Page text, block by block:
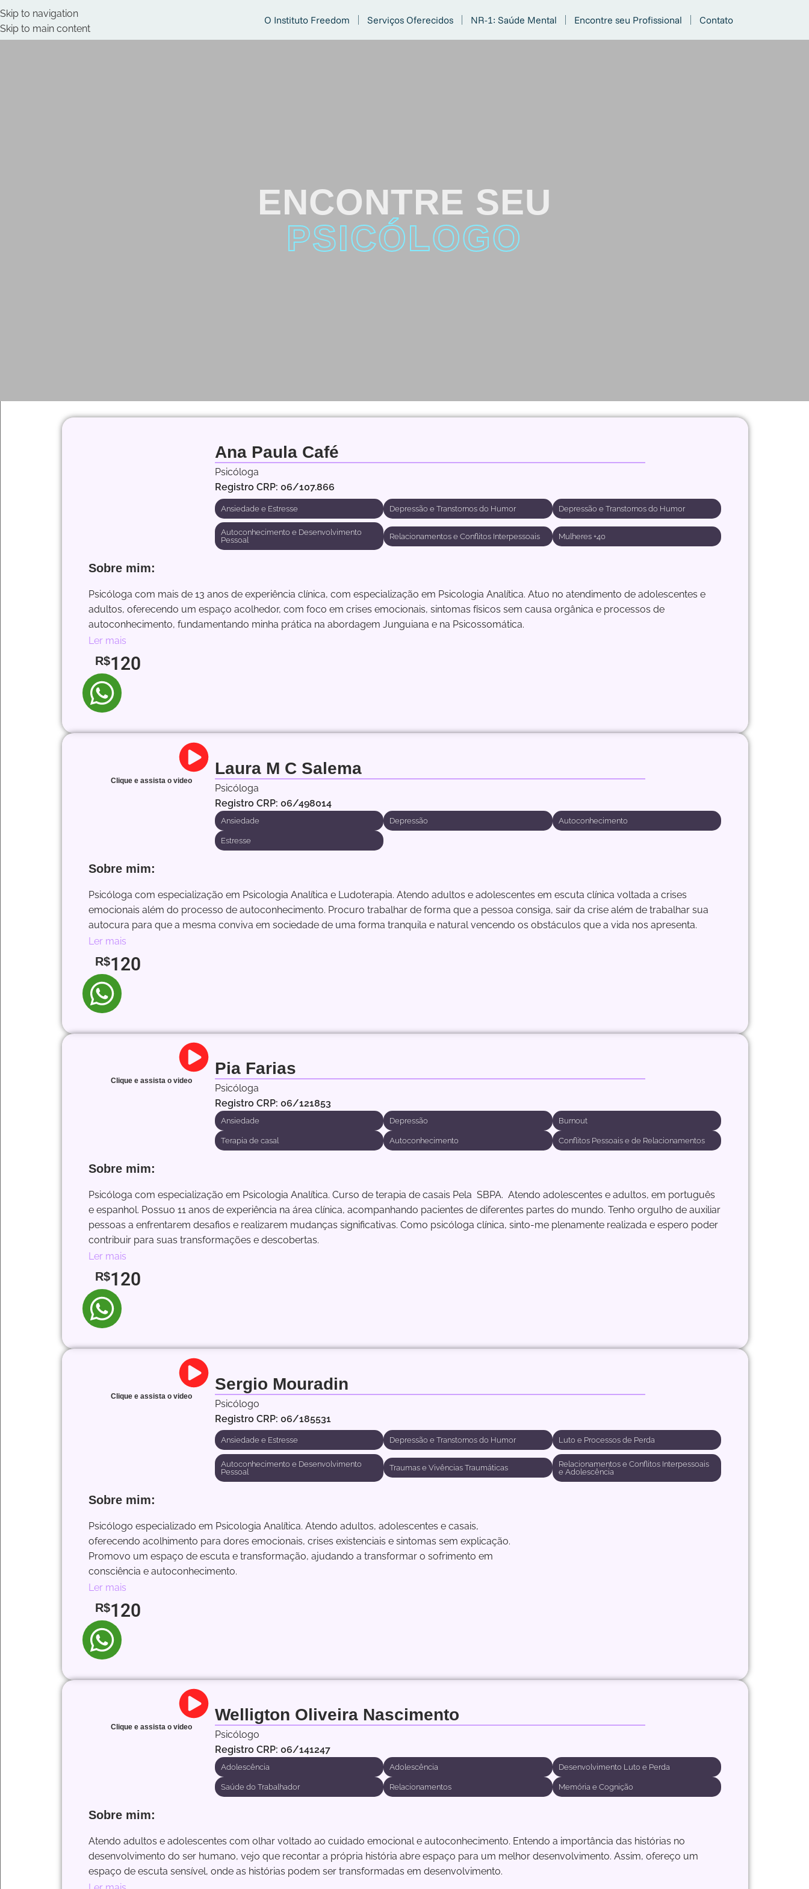
Skip to navigation
Skip to main content
O Instituto Freedom Serviços Oferecidos NR-1: Saúde Mental Encontre seu Profissional Contato
ENCONTRE SEU
PSICÓLOGO
Ana Paula Café
Psicóloga
Registro CRP: 06/107.866
Ansiedade e Estresse Depressão e Transtornos do Humor Depressão e Transtornos do Humor
Autoconhecimento e Desenvolvimento
Pessoal
Relacionamentos e Conflitos Interpessoais Mulheres +40
Sobre mim:
Psicóloga com mais de 13 anos de experiência clínica, com especialização em Psicologia Analítica. Atuo no atendimento de adolescentes e
adultos, oferecendo um espaço acolhedor, com foco em crises emocionais, sintomas físicos sem causa orgânica e processos de
autoconhecimento, fundamentando minha prática na abordagem Junguiana e na Psicossomática.
Ler mais
R$120
Clique e assista o video
Laura M C Salema
Psicóloga
Registro CRP: 06/498014
Ansiedade Depressão Autoconhecimento
Estresse
Sobre mim:
Psicóloga com especialização em Psicologia Analítica e Ludoterapia. Atendo adultos e adolescentes em escuta clínica voltada a crises
emocionais além do processo de autoconhecimento. Procuro trabalhar de forma que a pessoa consiga, sair da crise além de trabalhar sua
autocura para que a mesma conviva em sociedade de uma forma tranquila e natural vencendo os obstáculos que a vida nos apresenta.
Ler mais
R$120
Clique e assista o video
Pia Farias
Psicóloga
Registro CRP: 06/121853
Ansiedade Depressão Burnout
Terapia de casal Autoconhecimento Conflitos Pessoais e de Relacionamentos
Sobre mim:
Psicóloga com especialização em Psicologia Analítica. Curso de terapia de casais Pela SBPA. Atendo adolescentes e adultos, em português
e espanhol. Possuo 11 anos de experiência na área clínica, acompanhando pacientes de diferentes partes do mundo. Tenho orgulho de auxiliar
pessoas a enfrentarem desafios e realizarem mudanças significativas. Como psicóloga clínica, sinto-me plenamente realizada e espero poder
contribuir para suas transformações e descobertas.
Ler mais
R$120
Clique e assista o video
Sergio Mouradin
Psicólogo
Registro CRP: 06/185531
Ansiedade e Estresse Depressão e Transtornos do Humor Luto e Processos de Perda
Autoconhecimento e Desenvolvimento
Pessoal
Traumas e Vivências Traumáticas
Relacionamentos e Conflitos Interpessoais
e Adolescência
Sobre mim:
Psicólogo especializado em Psicologia Analítica. Atendo adultos, adolescentes e casais,
oferecendo acolhimento para dores emocionais, crises existenciais e sintomas sem explicação.
Promovo um espaço de escuta e transformação, ajudando a transformar o sofrimento em
consciência e autoconhecimento.
Ler mais
R$120
Clique e assista o video
Welligton Oliveira Nascimento
Psicólogo
Registro CRP: 06/141247
Adolescência Adolescência Desenvolvimento Luto e Perda
Saúde do Trabalhador Relacionamentos Memória e Cognição
Sobre mim:
Atendo adultos e adolescentes com olhar voltado ao cuidado emocional e autoconhecimento. Entendo a importância das histórias no
desenvolvimento do ser humano, vejo que recontar a própria história abre espaço para um melhor desenvolvimento. Assim, ofereço um
espaço de escuta sensível, onde as histórias podem ser transformadas em desenvolvimento.